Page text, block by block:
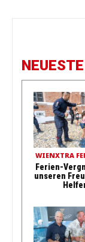
WIENXTRA
Ferien-
unseren